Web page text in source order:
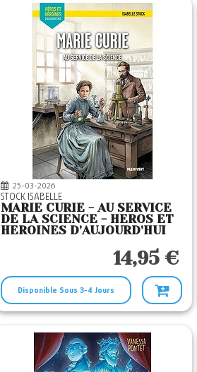
25-03-2026
STOCK ISABELLE
MARIE CURIE - AU SERVICE
DE LA SCIENCE - HEROS ET
HEROINES D'AUJOURD'HUI
14,95 €
Disponible Sous 3-4 Jours